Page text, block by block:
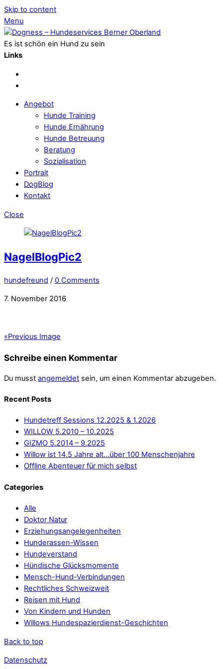
Skip to content
Menu
Es ist schön ein Hund zu sein
Links
Angebot
Hunde Training
Hunde Ernährung
Hunde Betreuung
Beratung
Sozialisation
Portrait
DogBlog
Kontakt
Close
NagelBlogPic2
hundefreund / 0 Comments
7. November 2016
«Previous Image
Schreibe einen Kommentar
Du musst angemeldet sein, um einen Kommentar abzugeben.
Recent Posts
Hundetreff Sessions 12.2025 & 1.2026
WILLOW 5.2010 – 10.2025
GIZMO 5.2014 – 9.2025
Willow ist 14.5 Jahre alt…über 100 Menschenjahre
Offline Abenteuer für mich selbst
Categories
Alle
Doktor Natur
Erziehungsangelegenheiten
Hunderassen-Wissen
Hundeverstand
Hündische Glücksmomente
Mensch-Hund-Verbindungen
Rechtliches Schweizweit
Reisen mit Hund
Von Kindern und Hunden
Willows Hundespazierdienst-Geschichten
Back to top
Datenschutz